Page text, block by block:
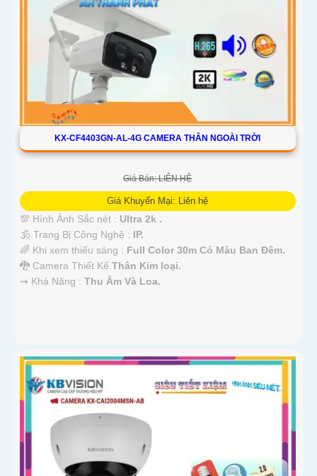
KX-CF4403GN-AL-4G CAMERA THÂN NGOÀI TRỜI
Giá Bán: LIÊN HỆ
Giá Khuyến Mại: Liên hệ
💯 Hình Ảnh Sắc nét : Ultra 2k .
🕉️ Trang Bị Công Nghệ : IP.
🌈 Khi xem thiếu sáng : Full Color 30m Có Màu Ban Ðêm.
🐉️ Camera Thiết Kế Thân Kim loại.
️⇝ Khả Năng : Thu Âm Và Loa.